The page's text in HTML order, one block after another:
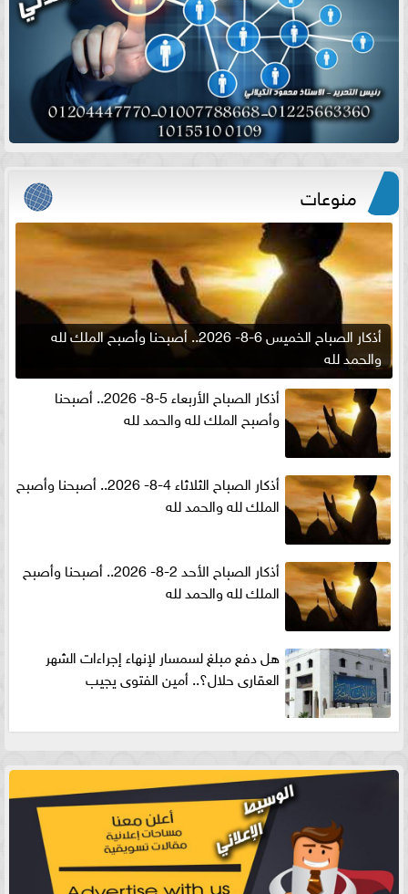
منوعات
أذكار الصباح الخميس 6-8- 2026.. أصبحنا وأصبح الملك لله
والحمد لله
أذكار الصباح الأربعاء 5-8- 2026.. أصبحنا
وأصبح الملك لله والحمد لله
أذكار الصباح الثلاثاء 4-8- 2026.. أصبحنا وأصبح
الملك لله والحمد لله
أذكار الصباح الأحد 2-8- 2026.. أصبحنا وأصبح
الملك لله والحمد لله
هل دفع مبلغ لسمسار لإنهاء إجراءات الشهر
العقارى حلال؟.. أمين الفتوى يجيب